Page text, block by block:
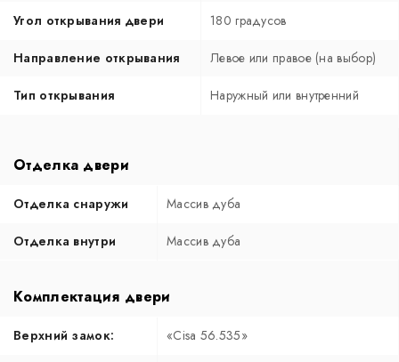
Угол открывания двери 180 градусов
Направление открывания Левое или правое (на выбор)
Тип открывания Наружный или внутренний
Отделка двери
Отделка снаружи Массив дуба
Отделка внутри Массив дуба
Комплектация двери
Верхний замок: «Cisa 56.535»